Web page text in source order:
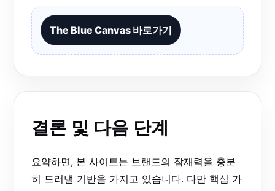
The Blue Canvas 바로가기
결론 및 다음 단계
요약하면, 본 사이트는 브랜드의 잠재력을 충분
히 드러낼 기반을 가지고 있습니다. 다만 핵심 가